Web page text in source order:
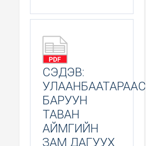
СЭДЭВ:
УЛААНБААТАРААС
БАРУУН
ТАВАН
АЙМГИЙН
ЗАМ ДАГУУХ